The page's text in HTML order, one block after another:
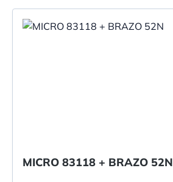
MICRO 83118 + BRAZO 52N